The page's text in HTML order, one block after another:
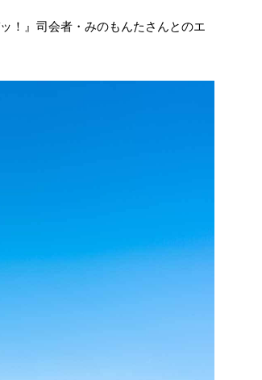
！』司会者・みのもんたさんとのエ